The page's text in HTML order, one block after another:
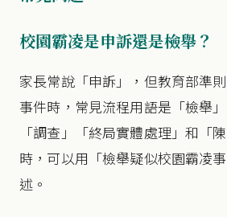
校園霸凌是申訴還是檢舉？
家長常說「申訴」，但教育部準
事件時，常見流程用語是「檢舉
「調查」「終局實體處理」和「
時，可以用「檢舉疑似校園霸凌
述。